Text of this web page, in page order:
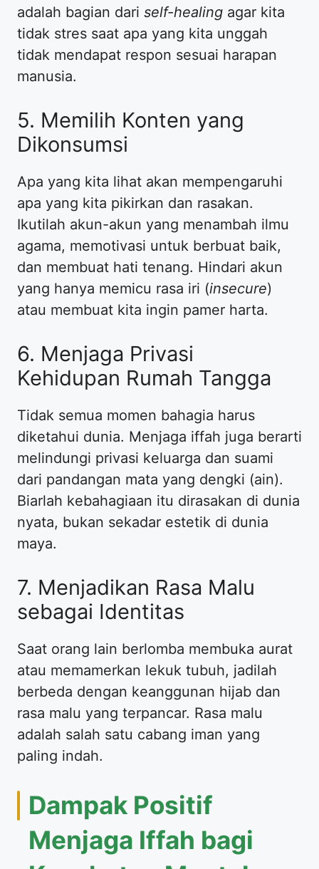
adalah bagian dari self-healing agar kita
tidak stres saat apa yang kita unggah
tidak mendapat respon sesuai harapan
manusia.
​5. Memilih Konten yang
Dikonsumsi
​Apa yang kita lihat akan mempengaruhi
apa yang kita pikirkan dan rasakan.
Ikutilah akun-akun yang menambah ilmu
agama, memotivasi untuk berbuat baik,
dan membuat hati tenang. Hindari akun
yang hanya memicu rasa iri (insecure)
atau membuat kita ingin pamer harta.
​6. Menjaga Privasi
Kehidupan Rumah Tangga
​Tidak semua momen bahagia harus
diketahui dunia. Menjaga iffah juga berarti
melindungi privasi keluarga dan suami
dari pandangan mata yang dengki (ain).
Biarlah kebahagiaan itu dirasakan di dunia
nyata, bukan sekadar estetik di dunia
maya.
​7. Menjadikan Rasa Malu
sebagai Identitas
​Saat orang lain berlomba membuka aurat
atau memamerkan lekuk tubuh, jadilah
berbeda dengan keanggunan hijab dan
rasa malu yang terpancar. Rasa malu
adalah salah satu cabang iman yang
paling indah.
​Dampak Positif
Menjaga Iffah bagi